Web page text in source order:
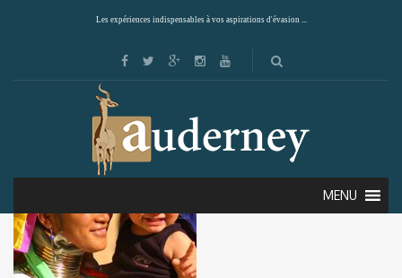
Les expériences indispensables à vos aspirations d'évasion ...
MENU